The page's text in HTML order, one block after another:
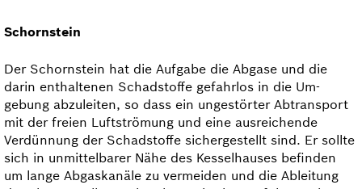
Schornstein
Der Schornstein hat die Aufgabe die Abgase und die
darin enthaltenen Schadstoffe gefahrlos in die Um­
gebung abzuleiten, so dass ein ungestörter Abtransport
mit der freien Luftströmung und eine aus­­reichende
Verdünnung der Schadstoffe sichergestellt sind. Er sollte
sich in unmittelbarer Nähe des Kessel­­hauses befinden
um lange Abgaskanäle zu vermeiden und die Ableitung